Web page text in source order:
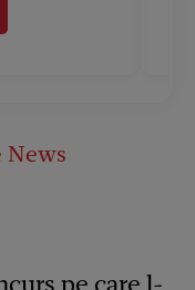
News